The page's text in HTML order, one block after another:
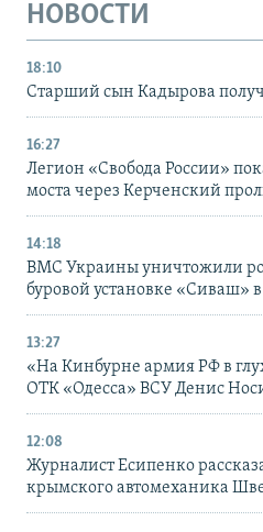
НОВОСТИ
18:10
Старший сын Кадырова
16:27
Легион «Свобода России»
моста через Керченский
14:18
ВМС Украины уничтожили
буровой установке «Сиваш»
13:27
«На Кинбурне армия РФ в
ОТК «Одесса» ВСУ Денис
12:08
Журналист Есипенко
крымского автомеханика